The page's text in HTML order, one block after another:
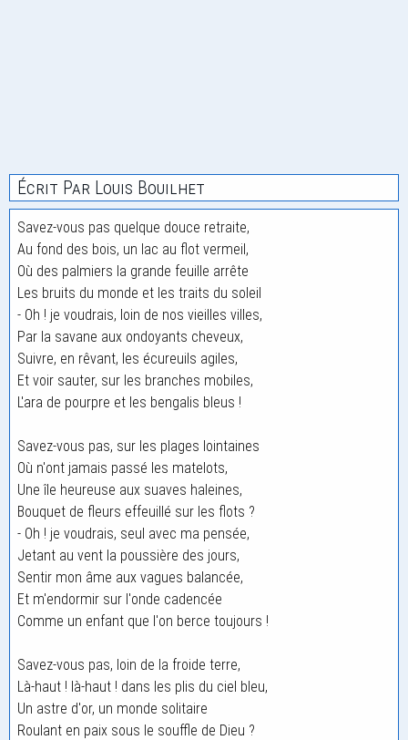
Écrit Par Louis Bouilhet
Savez-vous pas quelque douce retraite,
Au fond des bois, un lac au flot vermeil,
Où des palmiers la grande feuille arrête
Les bruits du monde et les traits du soleil
- Oh ! je voudrais, loin de nos vieilles villes,
Par la savane aux ondoyants cheveux,
Suivre, en rêvant, les écureuils agiles,
Et voir sauter, sur les branches mobiles,
L'ara de pourpre et les bengalis bleus !
Savez-vous pas, sur les plages lointaines
Où n'ont jamais passé les matelots,
Une île heureuse aux suaves haleines,
Bouquet de fleurs effeuillé sur les flots ?
- Oh ! je voudrais, seul avec ma pensée,
Jetant au vent la poussière des jours,
Sentir mon âme aux vagues balancée,
Et m'endormir sur l'onde cadencée
Comme un enfant que l'on berce toujours !
Savez-vous pas, loin de la froide terre,
Là-haut ! là-haut ! dans les plis du ciel bleu,
Un astre d'or, un monde solitaire
Roulant en paix sous le souffle de Dieu ?